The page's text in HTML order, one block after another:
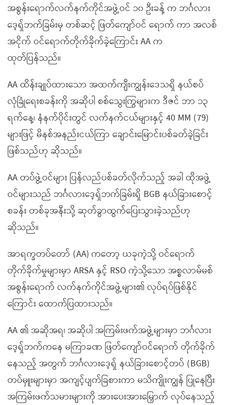
အစွန်းရောက်လက်နက်ကိုင်အဖွဲ့ဝင် ၁၀ ဦးခန့် က ဘင်္ဂလား
ဒေ့ရှ်ဘက်ခြမ်းမှ တစ်ဆင့် ဖြတ်ကျော်ဝင် ရောက် ကာ အလစ်
အငိုက် ဝင်ရောက်တိုက်ခိုက်ခဲ့ကြောင်း AA က
ထုတ်ပြန်သည်။
AA ထိန်းချုပ်ထားသော အထက်ကျီးကျွန်းဒေသရှိ နယ်စပ်
လုံခြုံရေးစခန်းကို အဆိုပါ စစ်သွေးကြွများက ဒီဇင် ဘာ ၁၃
ရက်နေ့၊ နံနက်ပိုင်းတွင် လက်နက်ငယ်များနှင့် 40 MM (79)
များဖြင့် မိနစ်အနည်းငယ်ကြာ ချောင်းမြောင်းပစ်ခတ်ခဲ့ခြင်း
ဖြစ်သည်ဟု ဆိုသည်။
AA တပ်ဖွဲ့ဝင်များ ပြန်လည်ပစ်ခတ်လိုက်သည့် အခါ ထိုအဖွဲ့
ဝင်များသည် ဘင်္ဂလားဒေ့ရှ်ဘက်ခြမ်းရှိ BGB နယ်ခြားစောင့်
စခန်း တစ်ခုအနီးသို့ ဆုတ်ခွာထွက်ပြေးသွားခဲ့သည်ဟု
ဆိုသည်။
အာရက္ခတပ်တော် (AA) ကတော့ ယခုကဲ့သို့ ဝင်ရောက်
တိုက်ခိုက်မှုများမှာ ARSA နှင့် RSO ကဲ့သို့သော အစ္စလာမ်မစ်
အစွန်းရောက် လက်နက်ကိုင်အဖွဲ့များ၏ လုပ်ရပ်ဖြစ်နိုင်
ကြောင်း ထောက်ပြထားသည်။
AA ၏ အဆိုအရ၊ အဆိုပါ အကြမ်းဖက်အဖွဲ့များမှာ ဘင်္ဂလား
ဒေ့ရှ်ဘက်ကနေ မကြာခဏ ဖြတ်ကျော်ဝင်ရောက် တိုက်ခိုက်
နေသည့် အတွက် ဘင်္ဂလားဒေ့ရှ် နယ်ခြားစောင့်တပ် (BGB)
တပ်မှူးများမှာ အကျင့်ပျက်ခြစားကာ မသိကျိုးကျွန် ပြုနေပြီး
အကြမ်းဖက်သမားများကို အားပေးအားမြှောက် လုပ်နေသည့်